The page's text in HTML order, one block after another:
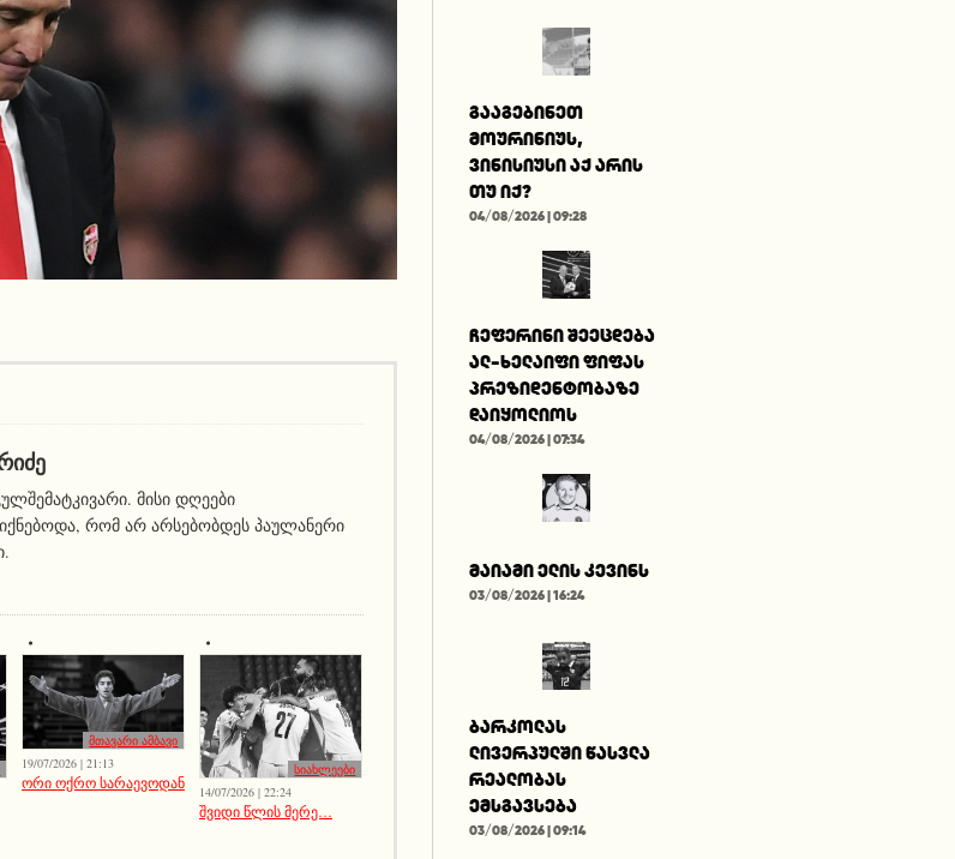
მისი დღეები
რომ არ არსებობდეს პაულანერი
მთავარი ამბავი
19/07/2026 | 21:13
ორი ოქრო სარაევოდან
სიახლეები
14/07/2026 | 22:24
შვიდი წლის მერე…
გააგებინეთ
მოურინიუს,
ვინისიუსი აქ არის
თუ იქ?
04/08/2026 | 09:28
ჩეფერინი შეეცდება
ალ-ხელაიფი ფიფას
პრეზიდენტობაზე
დაიყოლიოს
04/08/2026 | 07:34
მაიამი ელის კევინს
03/08/2026 | 16:24
ბარკოლას
ლივერპულში წასვლა
რეალობას
ემსგავსება
03/08/2026 | 09:14